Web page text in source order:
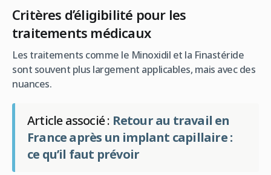
Critères d’éligibilité pour les
traitements médicaux
Les traitements comme le Minoxidil et la Finastéride
sont souvent plus largement applicables, mais avec des
nuances.
Article associé : Retour au travail en
France après un implant capillaire :
ce qu’il faut prévoir